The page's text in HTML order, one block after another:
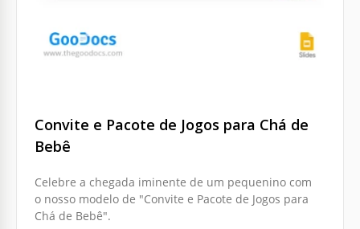
Convite e Pacote de Jogos para Chá de
Bebê
Celebre a chegada iminente de um pequenino com
o nosso modelo de "Convite e Pacote de Jogos para
Chá de Bebê".